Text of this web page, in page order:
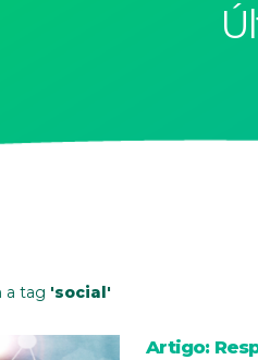
a tag 'social'
Artigo: